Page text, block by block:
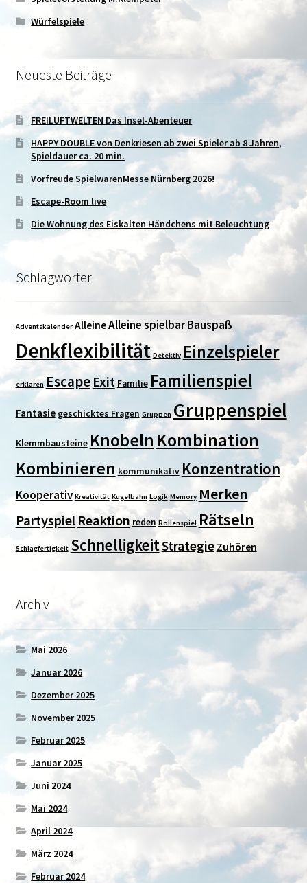
Würfelspiele
Neueste Beiträge
FREILUFTWELTEN Das Insel-Abenteuer
HAPPY DOUBLE von Denkriesen ab zwei Spieler ab 8 Jahren,
Spieldauer ca. 20 min.
Vorfreude SpielwarenMesse Nürnberg 2026!
Escape-Room live
Die Wohnung des Eiskalten Händchens mit Beleuchtung
Schlagwörter
Adventskalender AlleineAlleine spielbarBauspaß
Denkflexibilität Detektiv Einzelspieler
erklären Escape Exit Familie Familienspiel
Fantasie geschicktes Fragen Gruppen Gruppenspiel
Klemmbausteine Knobeln Kombination
Kombinieren kommunikativ Konzentration
Kooperativ Kreativität Kugelbahn Logik Memory Merken
Partyspiel Reaktion reden Rollenspiel Rätseln
Schlagfertigkeit SchnelligkeitStrategie Zuhören
Archiv
Mai 2026
Januar 2026
Dezember 2025
November 2025
Februar 2025
Januar 2025
Juni 2024
Mai 2024
April 2024
März 2024
Februar 2024